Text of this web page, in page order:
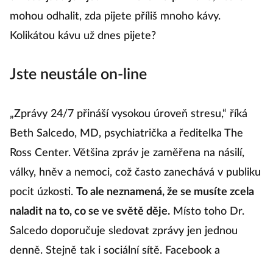
mohou odhalit, zda pijete příliš mnoho kávy.
Kolikátou kávu už dnes pijete?
Jste neustále on-line
„Zprávy 24/7 přináší vysokou úroveň stresu,“ říká
Beth Salcedo, MD, psychiatrička a ředitelka The
Ross Center. Většina zpráv je zaměřena na násilí,
války, hněv a nemoci, což často zanechává v publiku
pocit úzkosti. To ale neznamená, že se musíte zcela
naladit na to, co se ve světě děje. Místo toho Dr.
Salcedo doporučuje sledovat zprávy jen jednou
denně. Stejně tak i sociální sítě. Facebook a